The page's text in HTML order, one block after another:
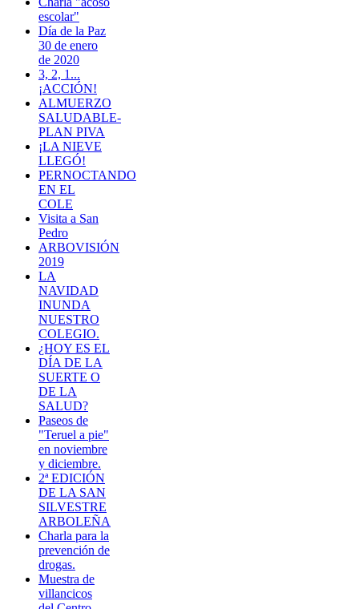
escolar"
Día de la Paz
30 de enero
de 2020
3, 2, 1...
¡ACCIÓN!
ALMUERZO
SALUDABLE-
PLAN PIVA
¡LA NIEVE
LLEGÓ!
PERNOCTANDO
EN EL
COLE
Visita a San
Pedro
ARBOVISIÓN
2019
LA
NAVIDAD
INUNDA
NUESTRO
COLEGIO.
¿HOY ES EL
DÍA DE LA
SUERTE O
DE LA
SALUD?
Paseos de
"Teruel a pie"
en noviembre
y diciembre.
2ª EDICIÓN
DE LA SAN
SILVESTRE
ARBOLEÑA
Charla para la
prevención de
drogas.
Muestra de
villancicos